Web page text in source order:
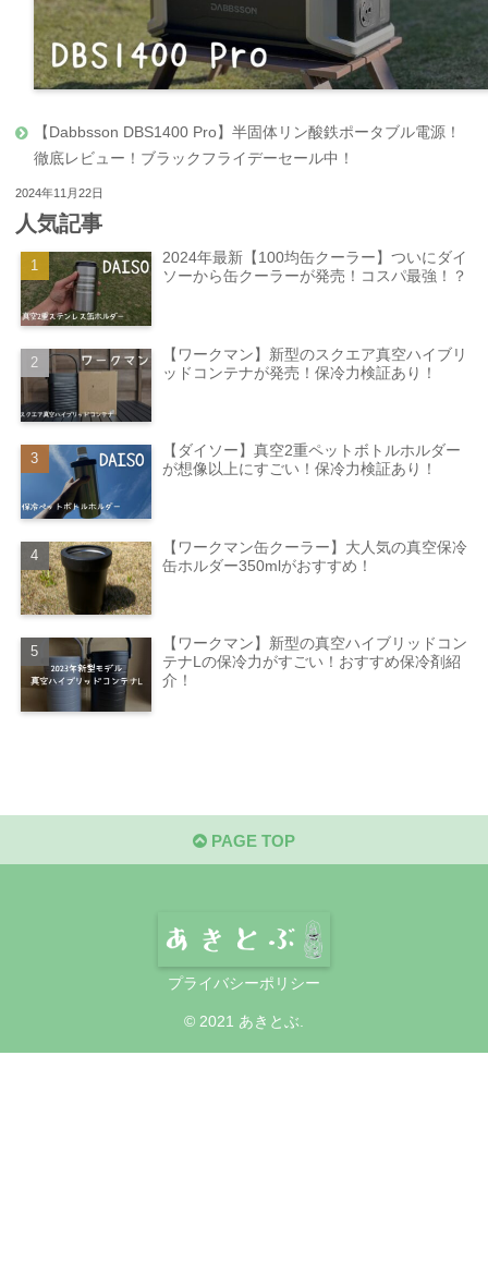
【Dabbsson DBS1400 Pro】半固体リン酸鉄ポータブル電源！
徹底レビュー！ブラックフライデーセール中！
2024年11月22日
人気記事
2024年最新【100均缶クーラー】ついにダイ
ソーから缶クーラーが発売！コスパ最強！？
【ワークマン】新型のスクエア真空ハイブリ
ッドコンテナが発売！保冷力検証あり！
【ダイソー】真空2重ペットボトルホルダー
が想像以上にすごい！保冷力検証あり！
【ワークマン缶クーラー】大人気の真空保冷
缶ホルダー350mlがおすすめ！
【ワークマン】新型の真空ハイブリッドコン
テナLの保冷力がすごい！おすすめ保冷剤紹
介！
PAGE TOP
プライバシーポリシー
© 2021 あきとぶ.